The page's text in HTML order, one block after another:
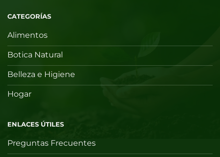
CATEGORÍAS
Alimentos
Botica Natural
Belleza e Higiene
Hogar
ENLACES ÚTILES
Preguntas Frecuentes